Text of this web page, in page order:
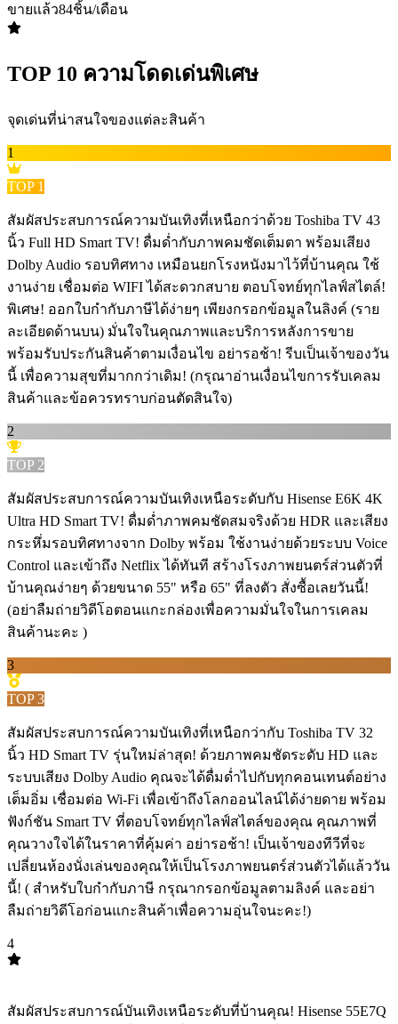
ขายแล้ว84ชิ้น/เดือน
TOP 10 ความโดดเด่นพิเศษ
จุดเด่นที่น่าสนใจของแต่ละสินค้า
1
TOP 1
สัมผัสประสบการณ์ความบันเทิงที่เหนือกว่าด้วย Toshiba TV 43
นิ้ว Full HD Smart TV! ดื่มด่ำกับภาพคมชัดเต็มตา พร้อมเสียง
Dolby Audio รอบทิศทาง เหมือนยกโรงหนังมาไว้ที่บ้านคุณ ใช้
งานง่าย เชื่อมต่อ WIFI ได้สะดวกสบาย ตอบโจทย์ทุกไลฟ์สไตล์!
พิเศษ! ออกใบกำกับภาษีได้ง่ายๆ เพียงกรอกข้อมูลในลิงค์ (ราย
ละเอียดด้านบน) มั่นใจในคุณภาพและบริการหลังการขาย
พร้อมรับประกันสินค้าตามเงื่อนไข อย่ารอช้า! รีบเป็นเจ้าของวัน
นี้ เพื่อความสุขที่มากกว่าเดิม! (กรุณาอ่านเงื่อนไขการรับเคลม
สินค้าและข้อควรทราบก่อนตัดสินใจ)
2
TOP 2
สัมผัสประสบการณ์ความบันเทิงเหนือระดับกับ Hisense E6K 4K
Ultra HD Smart TV! ดื่มด่ำภาพคมชัดสมจริงด้วย HDR และเสียง
กระหึ่มรอบทิศทางจาก Dolby พร้อม ใช้งานง่ายด้วยระบบ Voice
Control และเข้าถึง Netflix ได้ทันที สร้างโรงภาพยนตร์ส่วนตัวที่
บ้านคุณง่ายๆ ด้วยขนาด 55" หรือ 65" ที่ลงตัว สั่งซื้อเลยวันนี้!
(อย่าลืมถ่ายวิดีโอตอนแกะกล่องเพื่อความมั่นใจในการเคลม
สินค้านะคะ )
3
TOP3
สัมผัสประสบการณ์ความบันเทิงที่เหนือกว่ากับ Toshiba TV 32
นิ้ว HD Smart TV รุ่นใหม่ล่าสุด! ด้วยภาพคมชัดระดับ HD และ
ระบบเสียง Dolby Audio คุณจะได้ดื่มด่ำไปกับทุกคอนเทนต์อย่าง
เต็มอิ่ม เชื่อมต่อ Wi-Fi เพื่อเข้าถึงโลกออนไลน์ได้ง่ายดาย พร้อม
ฟังก์ชัน Smart TV ที่ตอบโจทย์ทุกไลฟ์สไตล์ของคุณ คุณภาพที่
คุณวางใจได้ในราคาที่คุ้มค่า อย่ารอช้า! เป็นเจ้าของทีวีที่จะ
เปลี่ยนห้องนั่งเล่นของคุณให้เป็นโรงภาพยนตร์ส่วนตัวได้แล้ววัน
นี้! ( สำหรับใบกำกับภาษี กรุณากรอกข้อมูลตามลิงค์ และอย่า
ลืมถ่ายวิดีโอก่อนแกะสินค้าเพื่อความอุ่นใจนะคะ!)
4
สัมผัสประสบการณ์บันเทิงเหนือระดับที่บ้านคุณ! Hisense 55E7Q